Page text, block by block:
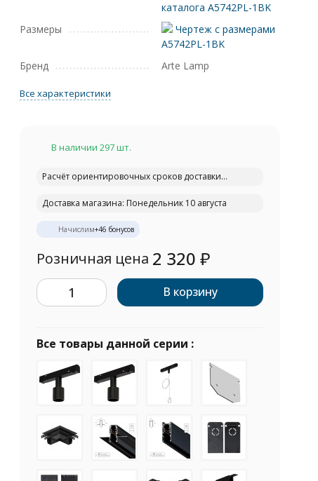
каталога A5742PL-1BK
Размеры
Чертеж с размерами
A5742PL-1BK
Бренд
Arte Lamp
Все характеристики
В наличии 297 шт.
Расчёт ориентировочных сроков доставки...
Доставка магазина: Понедельник 10 августа
Начислим+46 бонусов
Розничная цена 2 320₽
В корзину
Все товары данной серии :